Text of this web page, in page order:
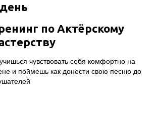
по Актёрскому
чувствовать себя комфортно на
и поймешь как донести свою песню до